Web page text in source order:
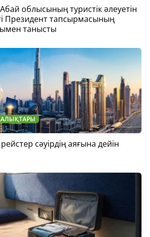
облысының туристік әлеуетін
Президент тапсырмасының
танысты
сәуірдің аяғына дейін